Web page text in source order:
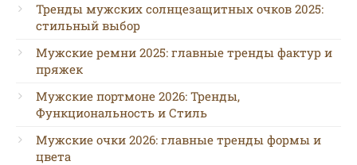
Тренды мужских солнцезащитных очков 2025:
стильный выбор
Мужские ремни 2025: главные тренды фактур и
пряжек
Мужские портмоне 2026: Тренды,
Функциональность и Стиль
Мужские очки 2026: главные тренды формы и
цвета